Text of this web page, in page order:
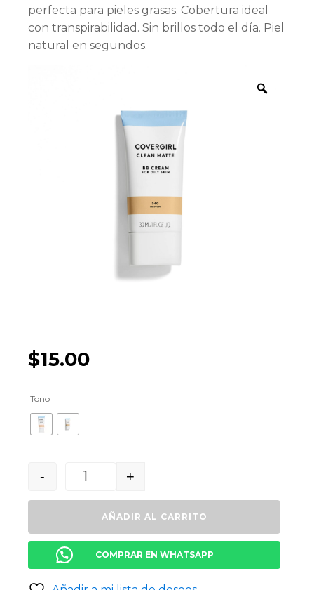
perfecta para pieles grasas. Cobertura ideal
con transpirabilidad. Sin brillos todo el día. Piel
natural en segundos.
$15.00
Tono
- +
AÑADIR AL CARRITO
COMPRAR EN WHATSAPP